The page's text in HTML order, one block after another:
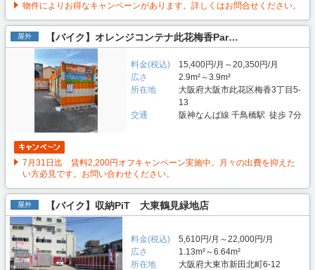
物件によりお得なキャンペーンがあります。詳しくはお問合せください。
屋外 【バイク】オレンジコンテナ此花梅香Par…
料金(税込)
15,400円/月～20,350円/月
広さ
2.9m²～3.9m²
所在地
大阪府大阪市此花区梅香3丁目5-
13
交通
阪神なんば線 千鳥橋駅 徒歩 7分
7月31日迄 賃料2,200円オフキャンペーン実施中。月々の出費を抑えた
い方必見です。お問い合わせください。
屋外 【バイク】収納PiT 大東鶴見緑地店
料金(税込)
5,610円/月～22,000円/月
広さ
1.13m²～6.64m²
所在地
大阪府大東市新田北町6-12